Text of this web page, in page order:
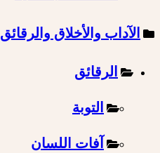
الآداب والأخلاق والرقائق
الرقائق
التوبة
آفات اللسان